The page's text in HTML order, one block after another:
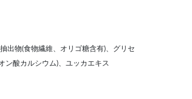
出物(食物繊維、オリゴ糖含有)、グリセ
ン酸カルシウム)、ユッカエキス